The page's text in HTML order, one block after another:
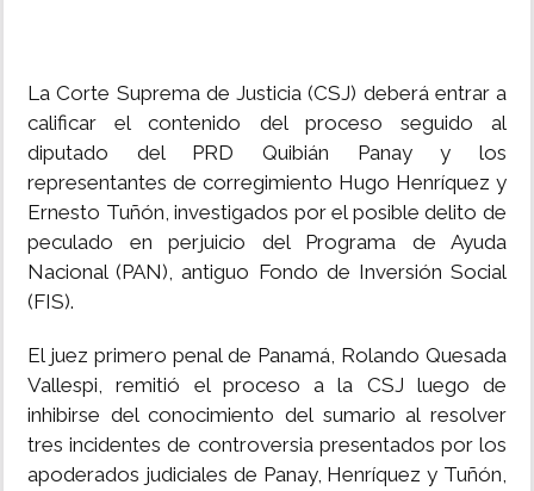
MUNDO
INSÓLITAS
MULTIMEDIA
La Corte Suprema de Justicia (CSJ) deberá entrar a
calificar el contenido del proceso seguido al
diputado del PRD Quibián Panay y los
representantes de corregimiento Hugo Henríquez y
Ernesto Tuñón, investigados por el posible delito de
peculado en perjuicio del Programa de Ayuda
Nacional (PAN), antiguo Fondo de Inversión Social
(FIS).
El juez primero penal de Panamá, Rolando Quesada
Vallespi, remitió el proceso a la CSJ luego de
inhibirse del conocimiento del sumario al resolver
tres incidentes de controversia presentados por los
apoderados judiciales de Panay, Henríquez y Tuñón,